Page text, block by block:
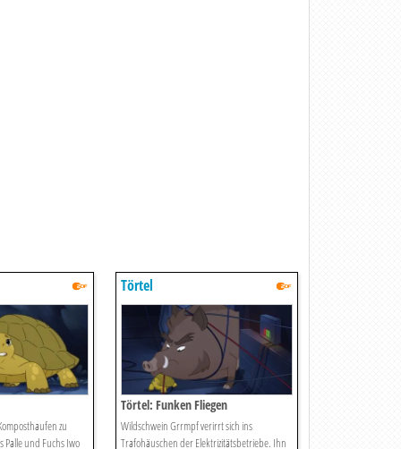
zu
Palle und Fuchs Iwo
Törtel
Törtel: Funken Fliegen
Wildschwein Grrmpf verirrt sich ins
Trafohäuschen der Elektrizitätsbetriebe. Ihn